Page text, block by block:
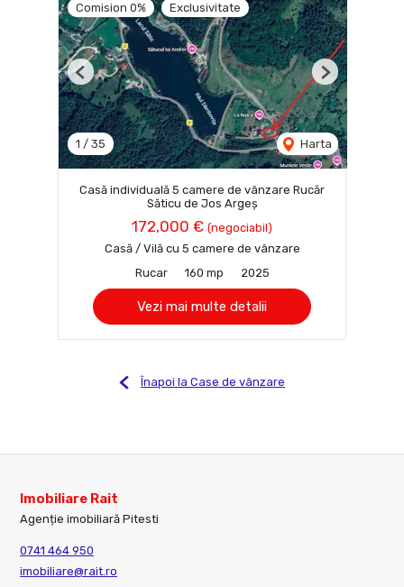
Comision 0% Exclusivitate
1 / 35 Harta
Previous Next
Casă individuală 5 camere de vânzare Rucăr
Săticu de Jos Argeș
172,000 € (negociabil)
Casă / Vilă cu 5 camere de vânzare
Rucar
160 mp 2025
Vezi mai multe detalii
Înapoi la Case de vânzare
Imobiliare Rait
Agenție imobiliară Pitesti
0741 464 950
imobiliare@rait.ro